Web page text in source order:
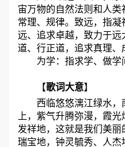
宙万物的自然法则和人类
常理、规律。致远，指
远、追求卓越，致力于
道、行正道，追求真理、
为学：指求学、做学
【歌词大意】
西临悠悠漓江绿水，
上，紫气升腾弥漫，霞
发祥地，这就是我们美
瑞宝地，钟灵毓秀、人